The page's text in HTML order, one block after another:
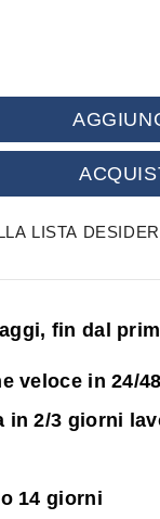
LISTA
fin dal
veloce in 24/
in 2/3 giorni
14 giorni